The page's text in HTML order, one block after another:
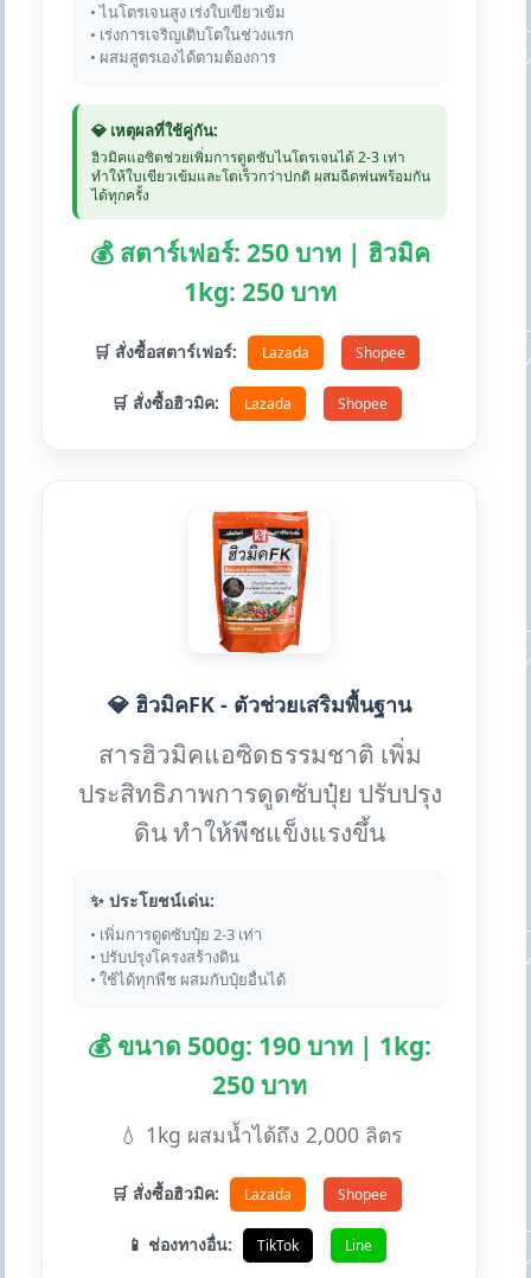
• ไนโตรเจนสูง เร่งใบเขียวเข้ม
• เร่งการเจริญเติบโตในช่วงแรก
• ผสมสูตรเองได้ตามต้องการ
💎 เหตุผลที่ใช้คู่กัน:
ฮิวมิคแอซิดช่วยเพิ่มการดูดซับไนโตรเจนได้ 2-3 เท่า
ทำให้ใบเขียวเข้มและโตเร็วกว่าปกติ ผสมฉีดพ่นพร้อมกัน
ได้ทุกครั้ง
💰 สตาร์เฟอร์: 250 บาท | ฮิวมิค
1kg: 250 บาท
🛒 สั่งซื้อสตาร์เฟอร์: Lazada Shopee
🛒 สั่งซื้อฮิวมิค: Lazada Shopee
💎 ฮิวมิคFK - ตัวช่วยเสริมพื้นฐาน
สารฮิวมิคแอซิดธรรมชาติ เพิ่ม
ประสิทธิภาพการดูดซับปุ๋ย ปรับปรุง
ดิน ทำให้พืชแข็งแรงขึ้น
✨ ประโยชน์เด่น:
• เพิ่มการดูดซับปุ๋ย 2-3 เท่า
• ปรับปรุงโครงสร้างดิน
• ใช้ได้ทุกพืช ผสมกับปุ๋ยอื่นได้
💰 ขนาด 500g: 190 บาท | 1kg:
250 บาท
💧 1kg ผสมน้ำได้ถึง 2,000 ลิตร
🛒 สั่งซื้อฮิวมิค: Lazada Shopee
📱 ช่องทางอื่น: TikTok Line